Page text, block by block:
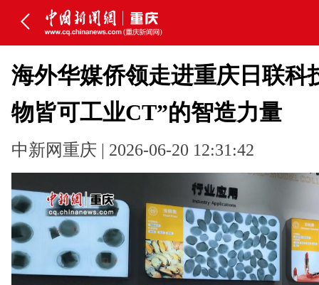
海外华媒侨领走进重庆日联科
物皆可工业CT”的智造力量
中新网重庆 | 2026-06-20 12:31:42